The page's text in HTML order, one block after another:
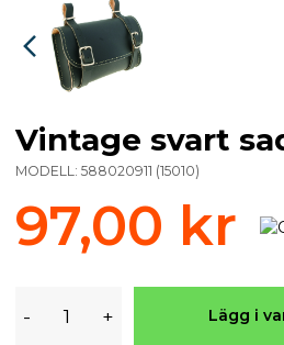
Vintage svart
MODELL: 588020911 (15010)
97,00 kr
- + Lägg i